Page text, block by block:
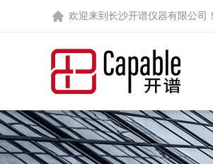
欢迎来到 长沙开谱仪器有限公司 ！